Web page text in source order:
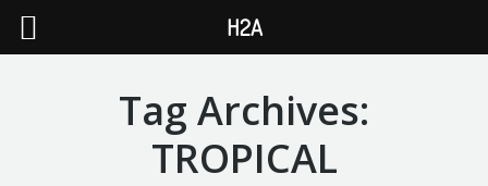
Tag Archives:
TROPICAL
H2A